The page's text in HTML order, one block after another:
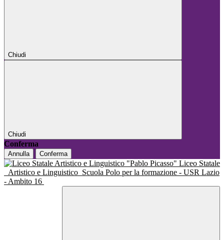
Chiudi
Chiudi
Conferma
Annulla Conferma
Liceo Statale
Artistico e Linguistico Scuola Polo per la formazione - USR Lazio
- Ambito 16